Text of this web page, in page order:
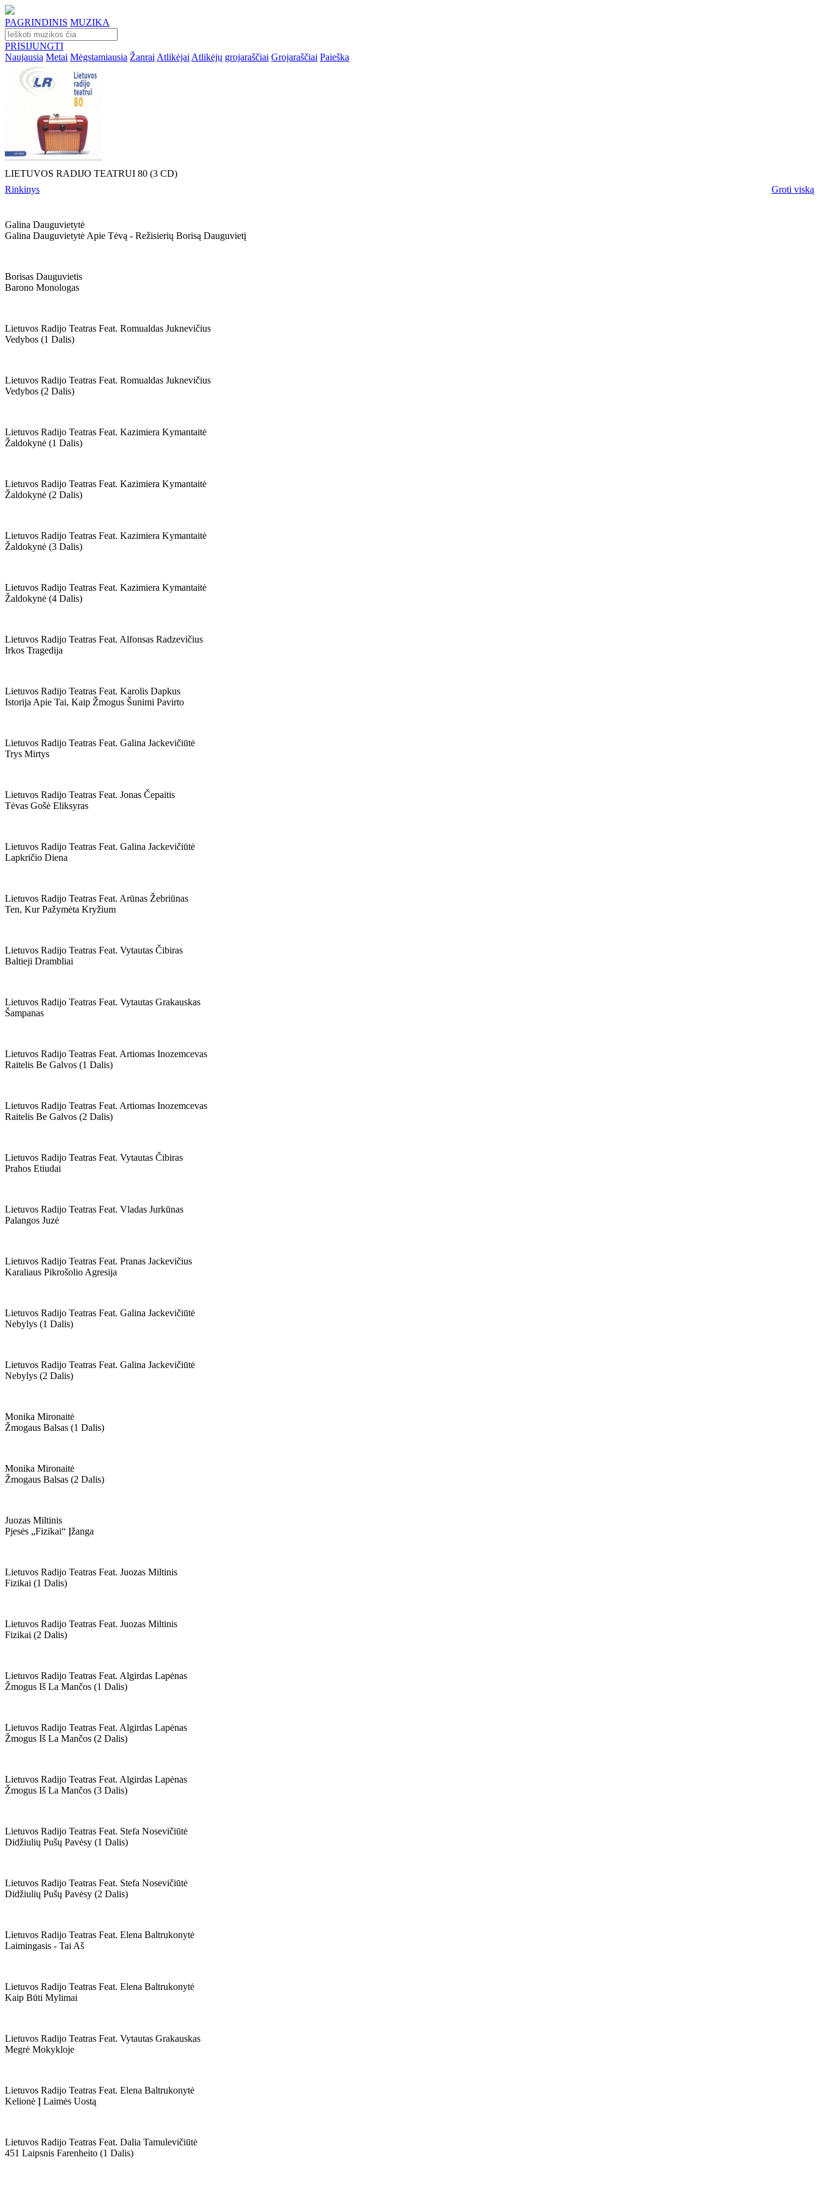
PAGRINDINIS MUZIKA
PRISIJUNGTI
Naujausia Metai Mėgstamiausia Žanrai Atlikėjai Atlikėjų grojaraščiai Grojaraščiai Paieška
LIETUVOS RADIJO TEATRUI 80 (3 CD)
Rinkinys
Groti viską
Galina Dauguvietytė
Galina Dauguvietytė Apie Tėvą - Režisierių Borisą Dauguvietį
Borisas Dauguvietis
Barono Monologas
Lietuvos Radijo Teatras Feat. Romualdas Juknevičius
Vedybos (1 Dalis)
Lietuvos Radijo Teatras Feat. Romualdas Juknevičius
Vedybos (2 Dalis)
Lietuvos Radijo Teatras Feat. Kazimiera Kymantaitė
Žaldokynė (1 Dalis)
Lietuvos Radijo Teatras Feat. Kazimiera Kymantaitė
Žaldokynė (2 Dalis)
Lietuvos Radijo Teatras Feat. Kazimiera Kymantaitė
Žaldokynė (3 Dalis)
Lietuvos Radijo Teatras Feat. Kazimiera Kymantaitė
Žaldokynė (4 Dalis)
Lietuvos Radijo Teatras Feat. Alfonsas Radzevičius
Irkos Tragedija
Lietuvos Radijo Teatras Feat. Karolis Dapkus
Istorija Apie Tai, Kaip Žmogus Šunimi Pavirto
Lietuvos Radijo Teatras Feat. Galina Jackevičiūtė
Trys Mirtys
Lietuvos Radijo Teatras Feat. Jonas Čepaitis
Tėvas Gošė Eliksyras
Lietuvos Radijo Teatras Feat. Galina Jackevičiūtė
Lapkričio Diena
Lietuvos Radijo Teatras Feat. Arūnas Žebriūnas
Ten, Kur Pažymėta Kryžium
Lietuvos Radijo Teatras Feat. Vytautas Čibiras
Baltieji Drambliai
Lietuvos Radijo Teatras Feat. Vytautas Grakauskas
Šampanas
Lietuvos Radijo Teatras Feat. Artiomas Inozemcevas
Raitelis Be Galvos (1 Dalis)
Lietuvos Radijo Teatras Feat. Artiomas Inozemcevas
Raitelis Be Galvos (2 Dalis)
Lietuvos Radijo Teatras Feat. Vytautas Čibiras
Prahos Etiudai
Lietuvos Radijo Teatras Feat. Vladas Jurkūnas
Palangos Juzė
Lietuvos Radijo Teatras Feat. Pranas Jackevičius
Karaliaus Pikrošolio Agresija
Lietuvos Radijo Teatras Feat. Galina Jackevičiūtė
Nebylys (1 Dalis)
Lietuvos Radijo Teatras Feat. Galina Jackevičiūtė
Nebylys (2 Dalis)
Monika Mironaitė
Žmogaus Balsas (1 Dalis)
Monika Mironaitė
Žmogaus Balsas (2 Dalis)
Juozas Miltinis
Pjesės „fizikai“ Įžanga
Lietuvos Radijo Teatras Feat. Juozas Miltinis
Fizikai (1 Dalis)
Lietuvos Radijo Teatras Feat. Juozas Miltinis
Fizikai (2 Dalis)
Lietuvos Radijo Teatras Feat. Algirdas Lapėnas
Žmogus Iš La Mančos (1 Dalis)
Lietuvos Radijo Teatras Feat. Algirdas Lapėnas
Žmogus Iš La Mančos (2 Dalis)
Lietuvos Radijo Teatras Feat. Algirdas Lapėnas
Žmogus Iš La Mančos (3 Dalis)
Lietuvos Radijo Teatras Feat. Stefa Nosevičiūtė
Didžiulių Pušų Pavėsy (1 Dalis)
Lietuvos Radijo Teatras Feat. Stefa Nosevičiūtė
Didžiulių Pušų Pavėsy (2 Dalis)
Lietuvos Radijo Teatras Feat. Elena Baltrukonytė
Laimingasis - Tai Aš
Lietuvos Radijo Teatras Feat. Elena Baltrukonytė
Kaip Būti Mylimai
Lietuvos Radijo Teatras Feat. Vytautas Grakauskas
Megrė Mokykloje
Lietuvos Radijo Teatras Feat. Elena Baltrukonytė
Kelionė Į Laimės Uostą
Lietuvos Radijo Teatras Feat. Dalia Tamulevičiūtė
451 Laipsnis Farenheito (1 Dalis)